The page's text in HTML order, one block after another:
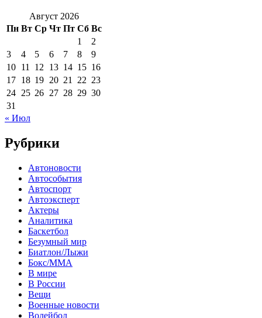
Август 2026
Пн Вт Ср Чт Пт Сб Вс
1
2
3
4 5 6 7 8
9
10 11 12 13 14 15 16
17 18 19 20 21 22 23
24 25 26 27 28 29 30
31
« Июл
Рубрики
Автоновости
Автособытия
Автоспорт
Автоэксперт
Актеры
Аналитика
Баскетбол
Безумный мир
Биатлон/Лыжи
Бокс/MMA
В мире
В России
Вещи
Военные новости
Волейбол